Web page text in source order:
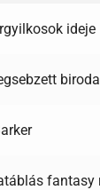
ideje
fantasy